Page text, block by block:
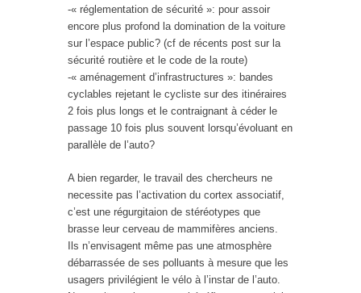
-« réglementation de sécurité »: pour assoir
encore plus profond la domination de la voiture
sur l’espace public? (cf de récents post sur la
sécurité routière et le code de la route)
-« aménagement d’infrastructures »: bandes
cyclables rejetant le cycliste sur des itinéraires
2 fois plus longs et le contraignant à céder le
passage 10 fois plus souvent lorsqu’évoluant en
parallèle de l’auto?
A bien regarder, le travail des chercheurs ne
necessite pas l’activation du cortex associatif,
c’est une régurgitaion de stéréotypes que
brasse leur cerveau de mammifères anciens.
Ils n’envisagent même pas une atmosphère
débarrassée de ses polluants à mesure que les
usagers privilégient le vélo à l’instar de l’auto.